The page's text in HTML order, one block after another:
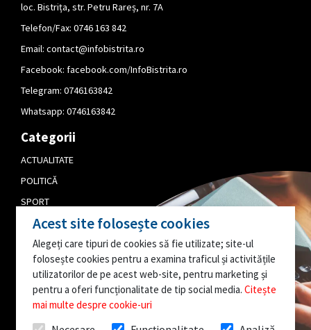
loc. Bistrița, str. Petru Rareș, nr. 7A
Telefon/Fax: 0746 163 842
Email: contact@infobistrita.ro
Facebook: facebook.com/InfoBistrita.ro
Telegram: 0746163842
Whatsapp: 0746163842
Categorii
ACTUALITATE
POLITICĂ
SPORT
CULTURĂ
PUBLICITATE
EDITORIAL
AI O INFORMAȚIE
INTERESANTĂ?
Acest site folosește cookies
Alegeți care tipuri de cookies să fie utilizate; site-ul
folosește cookies pentru a examina traficul și activitățile
utilizatorilor de pe acest web-site, pentru marketing și
pentru a oferi funcționalitate de tip social media. Citește
mai multe despre cookie-uri